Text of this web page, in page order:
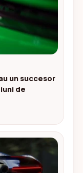
un succesor
de